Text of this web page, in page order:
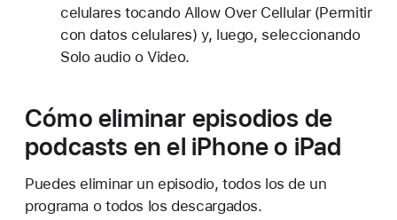
celulares tocando Allow Over Cellular (Permitir
con datos celulares) y, luego, seleccionando
Solo audio o Video.
Cómo eliminar episodios de
podcasts en el iPhone o iPad
Puedes eliminar un episodio, todos los de un
programa o todos los descargados.